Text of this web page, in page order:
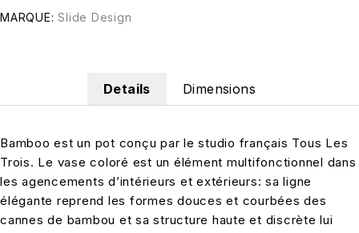
MARQUE: Slide Design
Details Dimensions
Bamboo est un pot conçu par le studio français Tous Les
Trois. Le vase coloré est un élément multifonctionnel dans
les agencements d’intérieurs et extérieurs: sa ligne
élégante reprend les formes douces et courbées des
cannes de bambou et sa structure haute et discrète lui